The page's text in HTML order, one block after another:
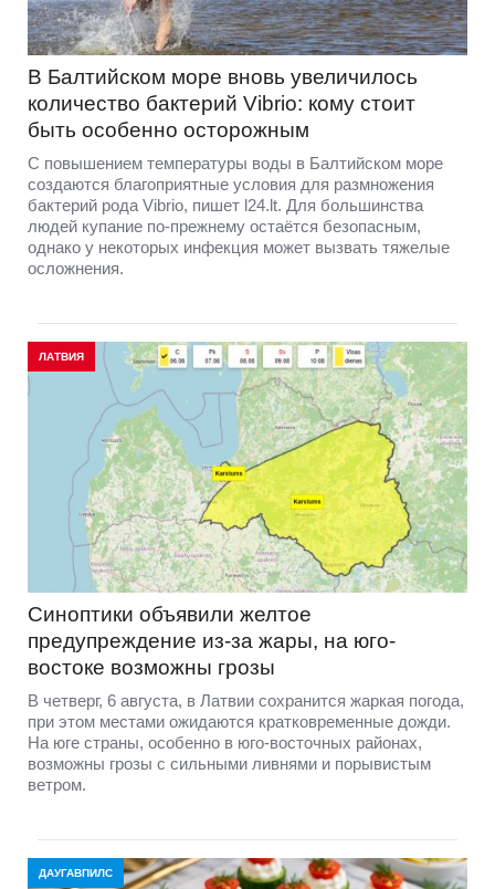
В Балтийском море вновь увеличилось
количество бактерий Vibrio: кому стоит
быть особенно осторожным
С повышением температуры воды в Балтийском море
создаются благоприятные условия для размножения
бактерий рода Vibrio, пишет l24.lt. Для большинства
людей купание по-прежнему остаётся безопасным,
однако у некоторых инфекция может вызвать тяжелые
осложнения.
ЛАТВИЯ
Синоптики объявили желтое
предупреждение из-за жары, на юго-
востоке возможны грозы
В четверг, 6 августа, в Латвии сохранится жаркая погода,
при этом местами ожидаются кратковременные дожди.
На юге страны, особенно в юго-восточных районах,
возможны грозы с сильными ливнями и порывистым
ветром.
ДАУГАВПИЛС